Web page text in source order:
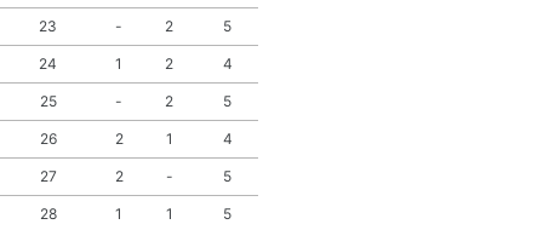
23 - 2 5
24 1 2 4
25 - 2 5
26 2 1 4
27 2 - 5
28 1 1 5